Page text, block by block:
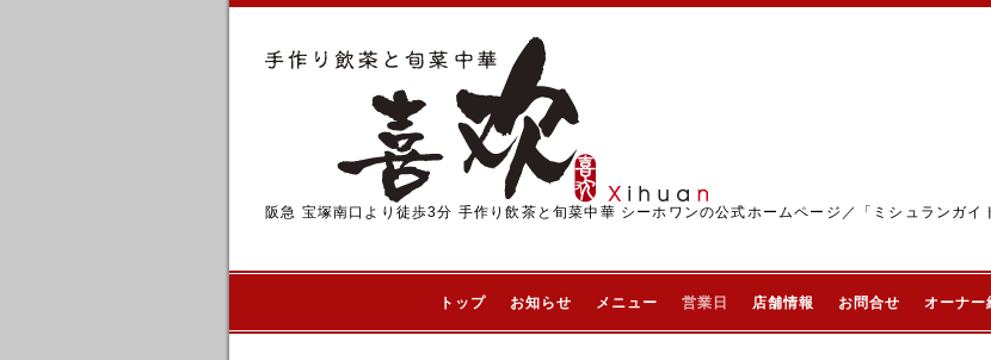
阪急 宝塚南口より徒歩3分 手作り飲茶と旬菜中華 シーホワンの公式ホームページ／「ミシュランガ
トップ お知らせ メニュー 営業日 店舗情報 お問合せ オーナー